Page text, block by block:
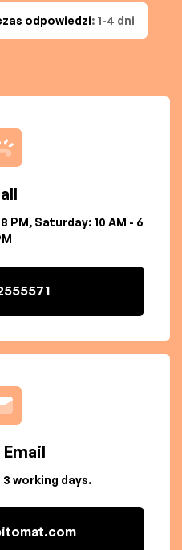
odpowiedzi: 1-4 dni
PM, Saturday: 10 AM - 6
working days.